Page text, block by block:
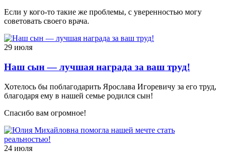
Если у кого-то такие же проблемы, с уверенностью могу
советовать своего врача.
29 июля
Наш сын — лучшая награда за ваш труд!
Хотелось бы поблагодарить Ярослава Игоревичу за его труд,
благодаря ему в нашей семье родился сын!
Спасибо вам огромное!
24 июля